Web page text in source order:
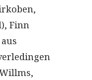
Finn